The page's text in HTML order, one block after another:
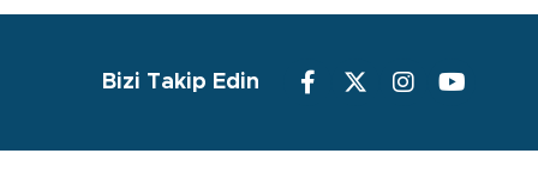
Bizi Takip Edin